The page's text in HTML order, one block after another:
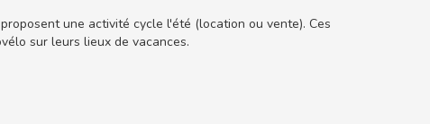
une activité cycle l'été (location ou vente). Ces
sur leurs lieux de vacances.